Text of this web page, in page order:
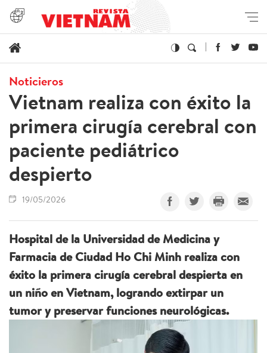
Noticieros
Vietnam realiza con éxito la
primera cirugía cerebral con
paciente pediátrico
despierto
19/05/2026
Hospital de la Universidad de Medicina y
Farmacia de Ciudad Ho Chi Minh realiza con
éxito la primera cirugía cerebral despierta en
un niño en Vietnam, logrando extirpar un
tumor y preservar funciones neurológicas.